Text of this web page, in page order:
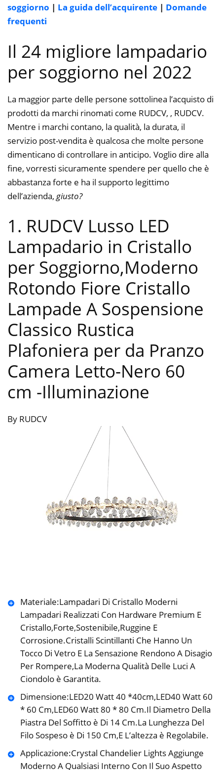
soggiorno | La guida dell’acquirente | Domande
frequenti
Il 24 migliore lampadario
per soggiorno nel 2022
La maggior parte delle persone sottolinea l’acquisto di
prodotti da marchi rinomati come RUDCV, , RUDCV.
Mentre i marchi contano, la qualità, la durata, il
servizio post-vendita è qualcosa che molte persone
dimenticano di controllare in anticipo. Voglio dire alla
fine, vorresti sicuramente spendere per quello che è
abbastanza forte e ha il supporto legittimo
dell’azienda, giusto?
1. RUDCV Lusso LED
Lampadario in Cristallo
per Soggiorno,Moderno
Rotondo Fiore Cristallo
Lampade A Sospensione
Classico Rustica
Plafoniera per da Pranzo
Camera Letto-Nero 60
cm -Illuminazione
By RUDCV
Materiale:Lampadari Di Cristallo Moderni
Lampadari Realizzati Con Hardware Premium E
Cristallo,Forte,Sostenibile,Ruggine E
Corrosione.Cristalli Scintillanti Che Hanno Un
Tocco Di Vetro E La Sensazione Rendono A Disagio
Per Rompere,La Moderna Qualità Delle Luci A
Ciondolo è Garantita.
Dimensione:LED20 Watt 40 *40cm,LED40 Watt 60
* 60 Cm,LED60 Watt 80 * 80 Cm.Il Diametro Della
Piastra Del Soffitto è Di 14 Cm.La Lunghezza Del
Filo Sospeso è Di 150 Cm,E L’altezza è Regolabile.
Applicazione:Crystal Chandelier Lights Aggiunge
Moderno A Qualsiasi Interno Con Il Suo Aspetto